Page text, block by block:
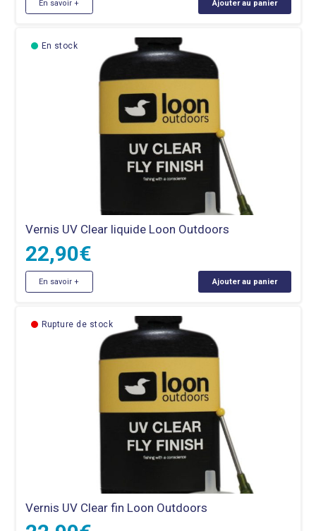
En savoir + Ajouter au panier
Vernis UV Clear liquide Loon Outdoors
22,90€
En savoir + Ajouter au panier
En stock
Vernis UV Clear fin Loon Outdoors
Rupture de stock